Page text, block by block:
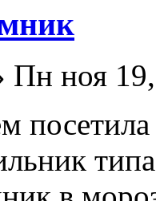
Пн ноя
посетила